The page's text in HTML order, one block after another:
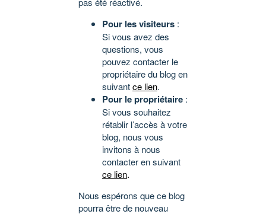
Pour les visiteurs :
Si vous avez des
questions, vous
pouvez contacter le
propriétaire du blog en
suivantce lien.
Pour le propriétaire :
Si vous souhaitez
rétablir l’accès à votre
blog, nous vous
invitons à nous
contacter en suivant
ce lien.
Nous espérons que ce blog
pourra être de nouveau